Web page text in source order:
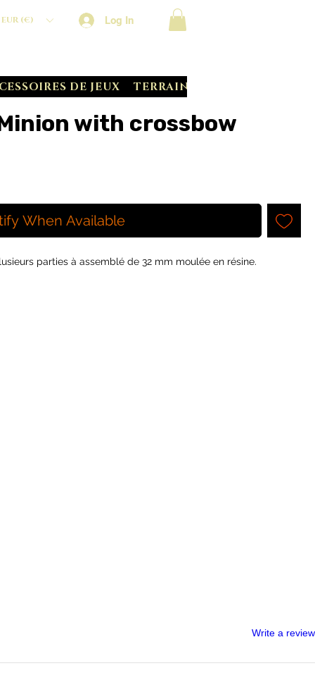
EUR (€) Log In
DE JEUX TERRAIN CRATE
with crossbow
When Available
parties à assemblé de 32 mm moulée en résine.
Write a review